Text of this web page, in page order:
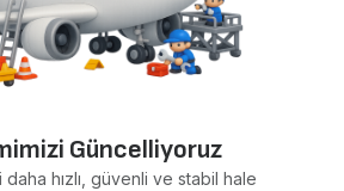
Güncelliyoruz
daha hızlı, güvenli ve stabil hale